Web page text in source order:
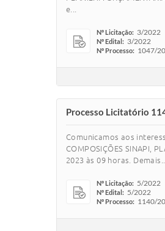
e...
Nº Licitação: 3/2022
Nº Edital: 3/2022
Nº Processo: 1047/
Processo Licitatório
Comunicamos aos
COMPOSIÇÕES SINAPI,
2023 às 09 horas. Demais...
Nº Licitação: 5/2022
Nº Edital: 5/2022
Nº Processo: 1140/